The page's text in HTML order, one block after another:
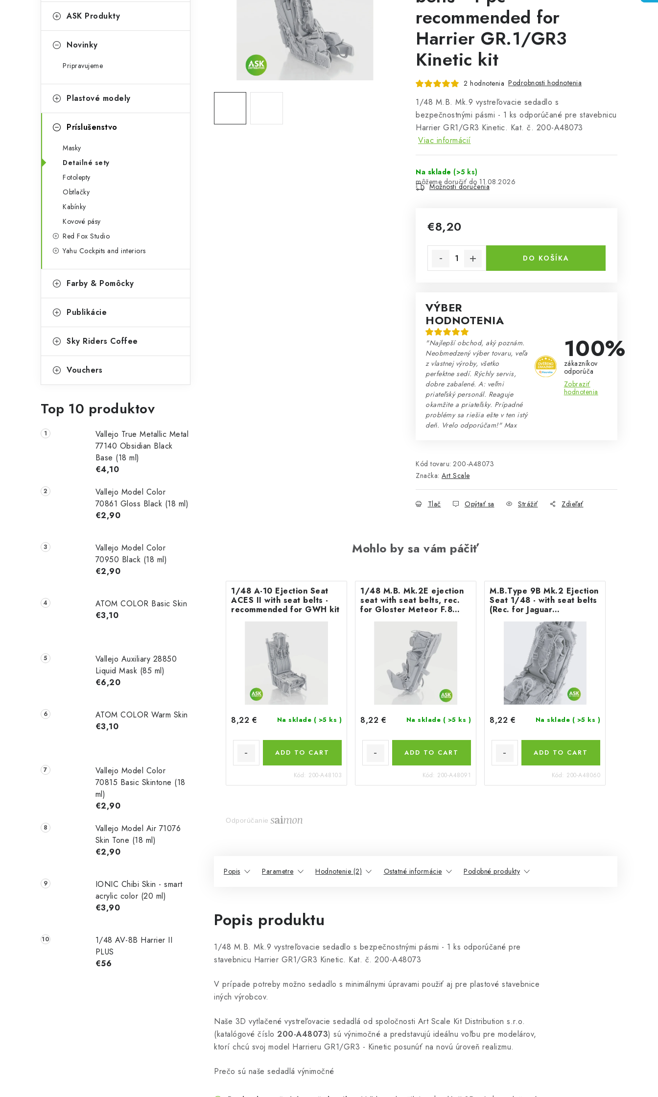
n
ý
n
l
ó
e
ASK Produkty
Novinky
Pripravujeme
Plastové modely
Príslušenstvo
Masky
Detailné sety
Fotolepty
Obtlačky
Kabínky
Kovové pásy
Red Fox Studio
Yahu Cockpits and interiors
Farby & Pomôcky
Publikácie
Sky Riders Coffee
Vouchers
Top 10 produktov
Vallejo True Metallic Metal
77140 Obsidian Black
Base (18 ml)
€4,10
Vallejo Model Color
70861 Gloss Black (18 ml)
€2,90
Vallejo Model Color
70950 Black (18 ml)
€2,90
ATOM COLOR Basic Skin
€3,10
Vallejo Auxiliary 28850
Liquid Mask (85 ml)
€6,20
ATOM COLOR Warm Skin
€3,10
Vallejo Model Color
70815 Basic Skintone (18
ml)
€2,90
Vallejo Model Air 71076
Skin Tone (18 ml)
€2,90
IONIC Chibi Skin - smart
acrylic color (20 ml)
€3,90
1/48 AV-8B Harrier II
PLUS
€56
recommended for
Harrier GR.1/GR3
Kinetic kit
2 hodnotenia Podrobnosti hodnotenia
1/48 M.B. Mk.9 vystreľovacie sedadlo s
bezpečnostnými pásmi - 1 ks odporúčané pre stavebnicu
Harrier GR1/GR3 Kinetic. Kat. č. 200-A48073
Viac informácií
Na sklade (>5 ks)
11.08.2026
Možnosti doručenia
€8,20
DO KOŠÍKA
VÝBER
HODNOTENIA
"Najlepší obchod, aký poznám.
Neobmedzený výber tovaru, veľa
z vlastnej výroby, všetko
perfektne sedí. Rýchly servis,
dobre zabalené. A: veľmi
priateľský personál. Reaguje
okamžite a priateľsky. Prípadné
problémy sa riešia ešte v ten istý
deň. Vrelo odporúčam!" Max
100%
zákazníkov
odporúča
Zobraziť
hodnotenia
Kód tovaru: 200-A48073
Značka: Art Scale
Tlač Opýtať sa Strážiť Zdieľať
Mohlo by sa vám páčiť
1/48 A-10 Ejection Seat
ACES II with seat belts -
recommended for GWH kit
8,22 € Na sklade ( >5 ks )
ADD TO CART
Kód: 200-A48103
1/48 M.B. Mk.2E ejection
seat with seat belts, rec.
for Gloster Meteor F.8
Airfix kit
8,22 € Na sklade ( >5 ks )
ADD TO CART
Kód: 200-A48091
M.B.Type 9B Mk.2 Ejection
Seat 1/48 - with seat belts
(Rec. for Jaguar
GR.1/GR.1A– Airfix) ASK
8,22 € Na sklade ( >5 ks )
ADD TO CART
Kód: 200-A48060
Odporúčanie
Popis Parametre Hodnotenie (2) Ostatné informácie Podobné produkty
Popis produktu
1/48 M.B. Mk.9 vystreľovacie sedadlo s bezpečnostnými pásmi - 1 ks odporúčané pre
stavebnicu Harrier GR1/GR3 Kinetic. Kat. č. 200-A48073
V prípade potreby možno sedadlo s minimálnymi úpravami použiť aj pre plastové stavebnice
iných výrobcov.
Naše 3D vytlačené vystreľovacie sedadlá od spoločnosti Art Scale Kit Distribution s.r.o.
(katalógové číslo 200-A48073) sú výnimočné a predstavujú ideálnu voľbu pre modelárov,
ktorí chcú svoj model Harrieru GR1/GR3 - Kinetic posunúť na novú úroveň realizmu.
Prečo sú naše sedadlá výnimočné